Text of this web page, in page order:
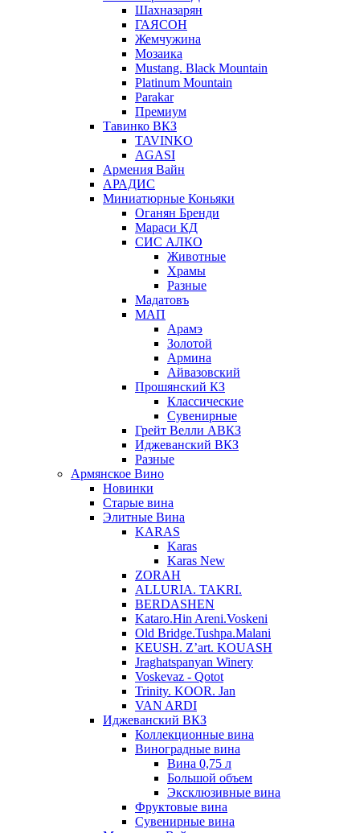
Шахназарян
ГАЯСОН
Жемчужина
Мозаика
Mustang. Black Mountain
Platinum Mountain
Parakar
Премиум
Тавинко ВКЗ
TAVINKO
AGASI
Армения Вайн
АРАДИС
Миниатюрные Коньяки
Оганян Бренди
Мараси КД
СИС АЛКО
Животные
Храмы
Разные
Мадатовъ
МАП
Арамэ
Золотой
Армина
Айвазовский
Прошянский КЗ
Классические
Сувенирные
Грейт Велли АВКЗ
Иджеванский ВКЗ
Разные
Армянское Вино
Новинки
Старые вина
Элитные Вина
KARAS
Karas
Karas New
ZORAH
ALLURIA. TAKRI.
BERDASHEN
Kataro.Hin Areni.Voskeni
Old Bridge.Tushpa.Malani
KEUSH. Z’art. KOUASH
Jraghatspanyan Winery
Voskevaz - Qotot
Trinity. KOOR. Jan
VAN ARDI
Иджеванский ВКЗ
Коллекционные вина
Виноградные вина
Вина 0,75 л
Большой объем
Эксклюзивные вина
Фруктовые вина
Cувенирные вина